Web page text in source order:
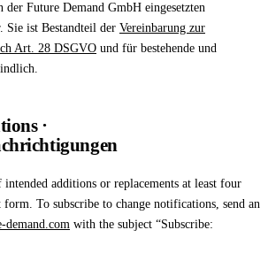
& Arts Organisations
Future Demand GmbH eingesetzten
Sie ist Bestandteil der Vereinbarung zur
Art. 28 DSGVO und für bestehende und
·
additions or replacements at least four
To subscribe to change notifications, send an
demand.com with the subject “Subscribe: